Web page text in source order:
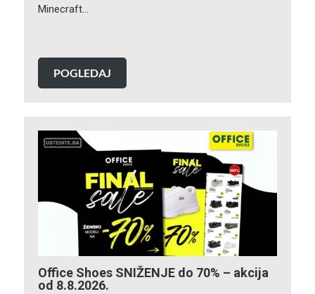
Minecraft…
POGLEDAJ
Office Shoes SNIŽENJE do 70% – akcija
od 8.8.2026.